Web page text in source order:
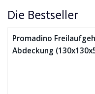
Die Bestseller
Promadino
Abdeckung